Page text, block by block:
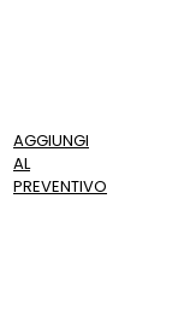
AGGIUNGI
AL
PREVENTIVO